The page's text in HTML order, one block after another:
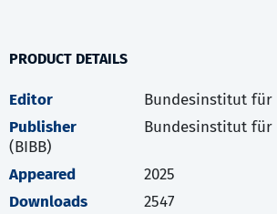
PRODUCT DETAILS
Editor
Bundesinstitut
Publisher
Bundesinstitut
(BIBB)
Appeared
2025
Downloads
2547